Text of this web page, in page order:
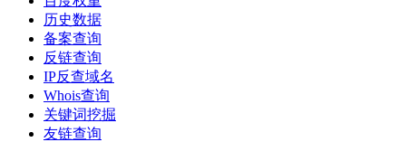
历史数据
备案查询
反链查询
IP反查域名
Whois查询
关键词挖掘
友链查询